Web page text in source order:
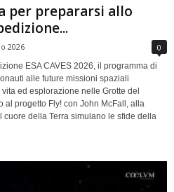
per prepararsi allo
2026 0
ESA CAVES 2026, il programma di
alle future missioni spaziali
ed esplorazione nelle Grotte del
al progetto Fly! con John McFall, alla
della Terra simulano le sfide della